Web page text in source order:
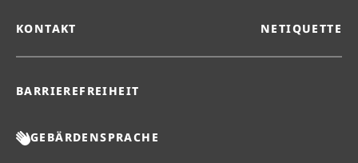
KONTAKT NETIQUETTE
BARRIEREFREIHEIT
GEBÄRDENSPRACHE